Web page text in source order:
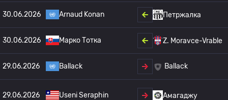
30.06.2026 Arnaud Konan Петржалка
30.06.2026 Марко Тотка Z. Moravce-Vrable
29.06.2026 Ballack Ballack
29.06.2026 Useni Seraphin Амагаджу